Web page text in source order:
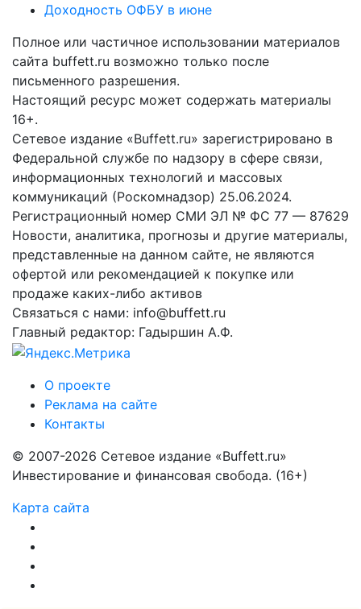
Доходность ОФБУ в июне
Полное или частичное использовании материалов
сайта buffett.ru возможно только после
письменного разрешения.
Настоящий ресурс может содержать материалы
16+.
Сетевое издание «Buffett.ru» зарегистрировано в
Федеральной службе по надзору в сфере связи,
информационных технологий и массовых
коммуникаций (Роскомнадзор) 25.06.2024.
Регистрационный номер СМИ ЭЛ № ФС 77 — 87629
Новости, аналитика, прогнозы и другие материалы,
представленные на данном сайте, не являются
офертой или рекомендацией к покупке или
продаже каких-либо активов
Связаться с нами: info@buffett.ru
Главный редактор: Гадыршин А.Ф.
О проекте
Реклама на сайте
Контакты
© 2007-2026 Сетевое издание «Buffett.ru»
Инвестирование и финансовая свобода. (16+)
Карта сайта